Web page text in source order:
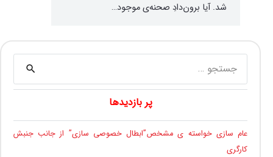
شد. آیا برون‌دادِ صحنه‌ی موجود…
برای:
پر بازدیدها
عام سازی خواسته ی مشخص”ابطال خصوصی سازی” از جانب جنبش
کارگری